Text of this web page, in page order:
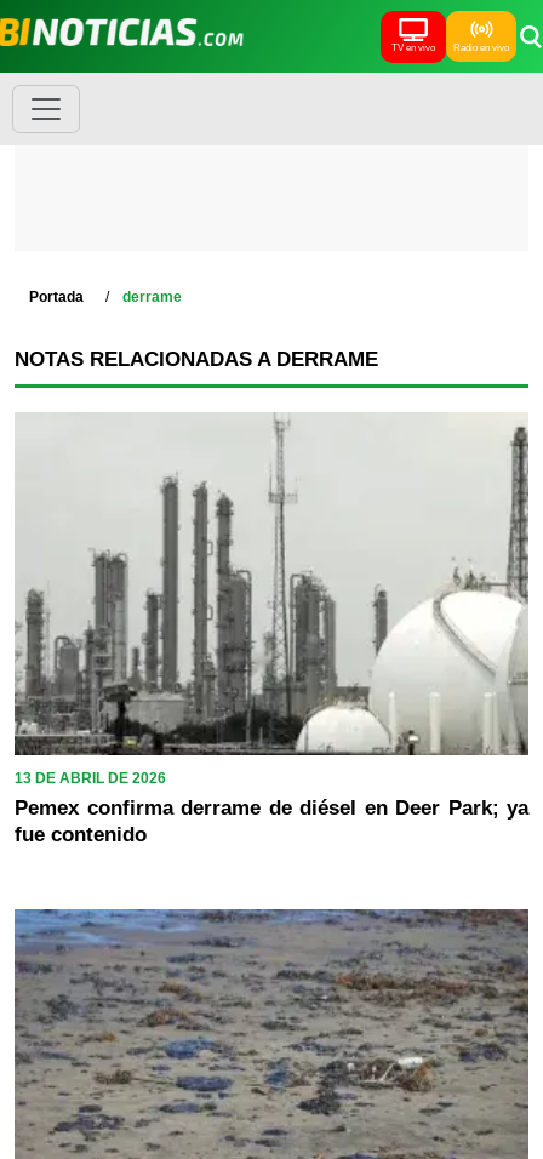
TV en vivo Radio en vivo
Portada derrame
NOTAS RELACIONADAS A DERRAME
13 DE ABRIL DE 2026
Pemex confirma derrame de diésel en Deer Park; ya
fue contenido